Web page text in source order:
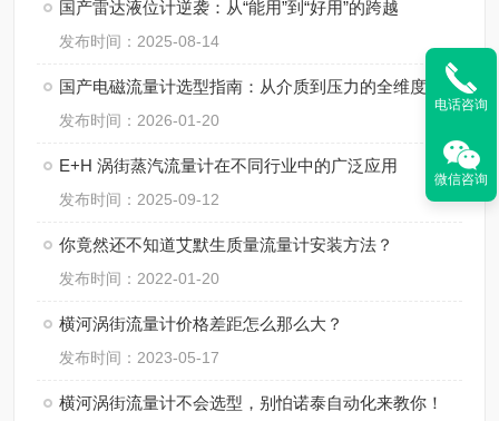
国产雷达液位计逆袭：从“能用”到“好用”的跨越
发布时间：2025-08-14
国产电磁流量计选型指南：从介质到压力的全维度参考
发布时间：2026-01-20
E+H 涡街蒸汽流量计在不同行业中的广泛应用
发布时间：2025-09-12
你竟然还不知道艾默生质量流量计安装方法？
发布时间：2022-01-20
横河涡街流量计价格差距怎么那么大？
发布时间：2023-05-17
横河涡街流量计不会选型，别怕诺泰自动化来教你！
电话咨询
微信咨询